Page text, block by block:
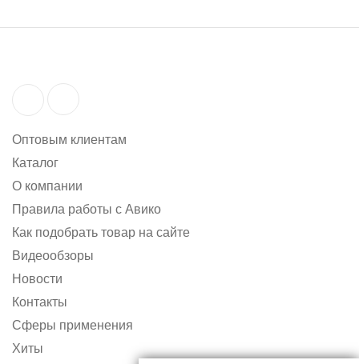
Оптовым клиентам
Каталог
О компании
Правила работы с Авико
Как подобрать товар на сайте
Видеообзоры
Новости
Контакты
Сферы применения
Хиты